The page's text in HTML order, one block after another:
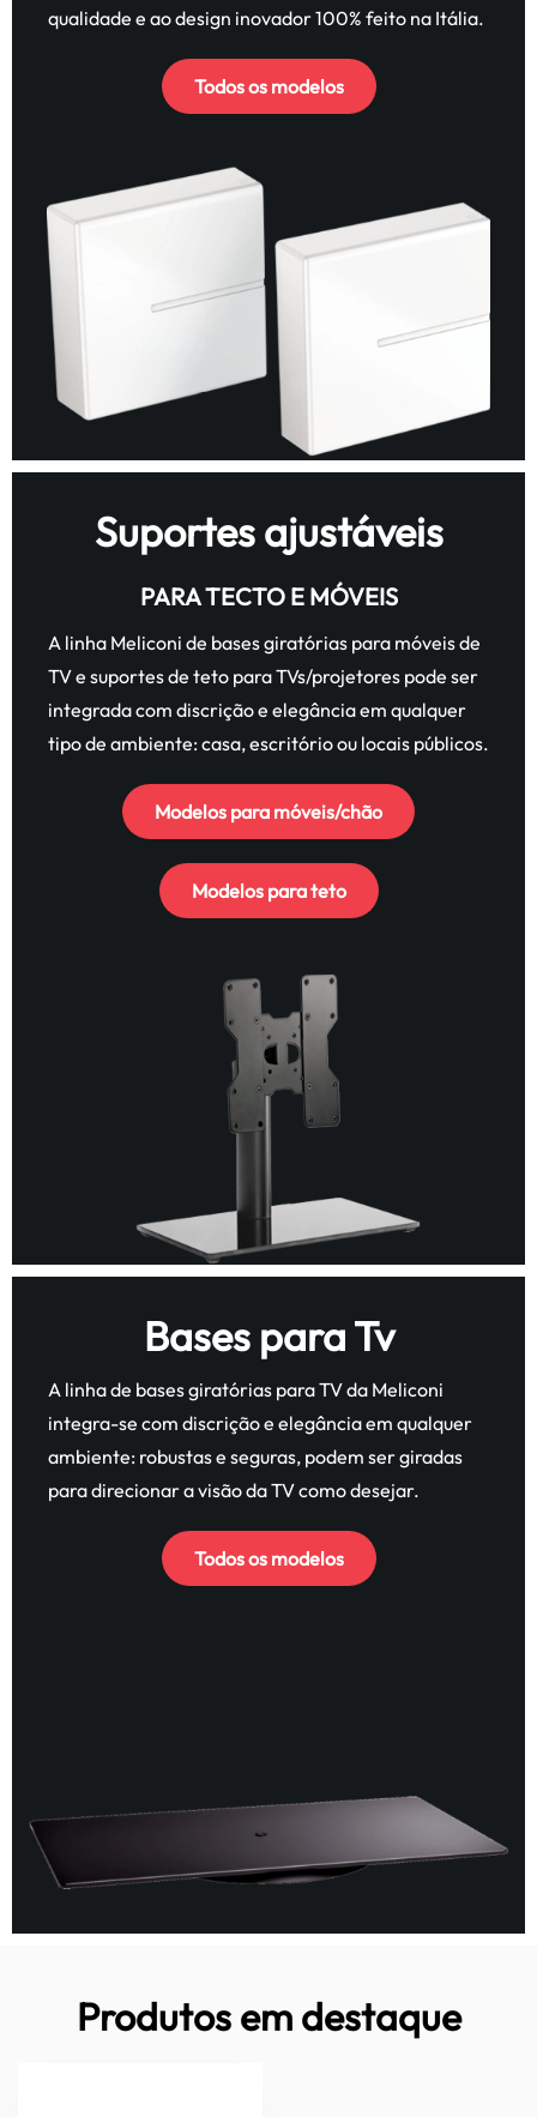
qualidade e ao design inovador 100% feito na Itália.
Todos os modelos
Suportes ajustáveis
PARA TECTO E MÓVEIS
A linha Meliconi de bases giratórias para móveis de
TV e suportes de teto para TVs/projetores pode ser
integrada com discrição e elegância em qualquer
tipo de ambiente: casa, escritório ou locais públicos.
Modelos para móveis/chão
Modelos para teto
Bases para Tv
A linha de bases giratórias para TV da Meliconi
integra-se com discrição e elegância em qualquer
ambiente: robustas e seguras, podem ser giradas
para direcionar a visão da TV como desejar.
Todos os modelos
Produtos em destaque